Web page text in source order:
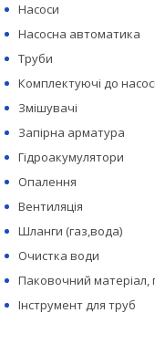
Насоси
Насосна автоматика
Труби
Комплектуючі до
Змішувачі
Запірна арматура
Гідроакумулятори
Опалення
Вентиляція
Шланги (газ,вода)
Очистка води
Паковочний матеріал,
Інструмент для труб